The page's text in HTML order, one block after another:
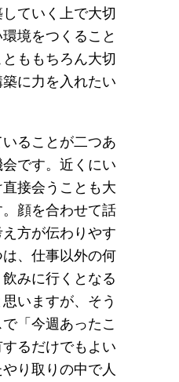
ていく上で大切
境をつくること
ももちろん大切
に力を入れたい
ることが二つあ
です。近くにい
接会うことも大
顔を合わせて話
方が伝わりやす
、仕事以外の何
みに行くとなる
いますが、そう
「今週あったこ
るだけでもよい
り取りの中で人